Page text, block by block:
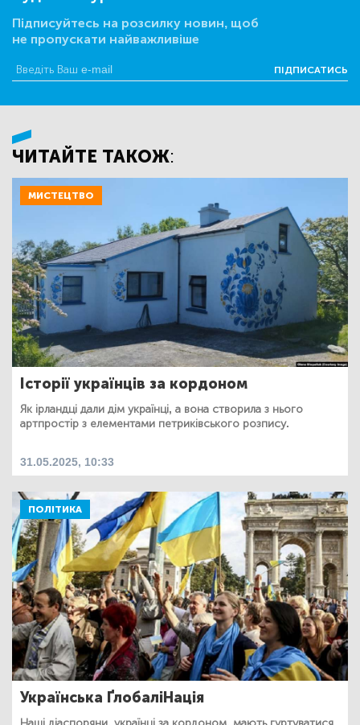
Підписуйтесь на розсилку новин, щоб
не пропускати найважливіше
ПІДПИСАТИСЬ
ЧИТАЙТЕ ТАКОЖ:
МИСТЕЦТВО
Історії українців за кордоном
Як ірландці дали дім українці, а вона створила з нього
артпростір з елементами петриківського розпису.
31.05.2025, 10:33
ПОЛІТИКА
Українська ҐлобаліНація